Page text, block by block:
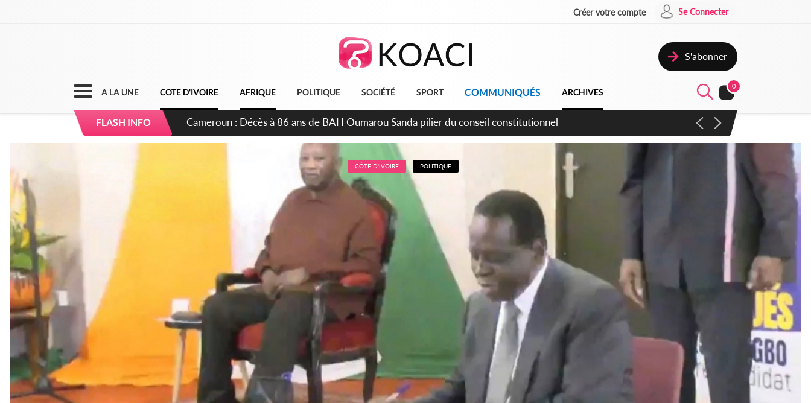
Créer votre compte Se Connecter
S'abonner
A LA UNE COTE D'IVOIRE AFRIQUE POLITIQUE SOCIÉTÉ SPORT COMMUNIQUÉS ARCHIVES
0
FLASH INFO Côte d'Ivoire : Indépendance, plusieurs véhicules mis en fourrière pour conduite en sens inverse
CÔTE D'IVOIRE POLITIQUE